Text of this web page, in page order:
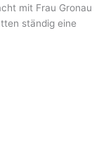
mit Frau Gronau
ständig eine